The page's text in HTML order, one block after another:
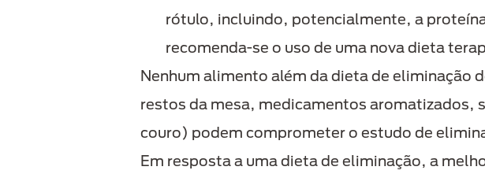
rótulo, incluindo, potencialmente, a
recomenda-se o uso de uma nova dieta
Nenhum alimento além da dieta de eliminação
restos da mesa, medicamentos aromatizados,
couro) podem comprometer o estudo de
Em resposta a uma dieta de eliminação, a